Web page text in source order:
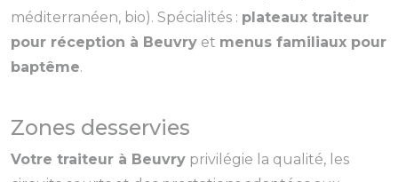
méditerranéen, bio). Spécialités : plateaux traiteur
pour réception à Beuvry et menus familiaux pour
baptême.
Zones desservies
Votre traiteur à Beuvry privilégie la qualité, les